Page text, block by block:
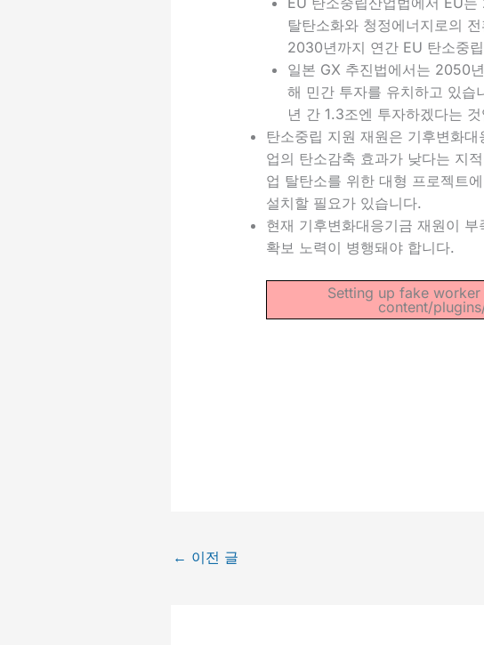
탈탄소화와 청정에너지로의
2030년까지 연간 EU 탄소중
일본 GX 추진법에서는 2050
해 민간 투자를 유치하고 있습
년 간 1.3조엔 투자하겠다는
탄소중립 지원 재원은 기후변화
업의 탄소감축 효과가 낮다는 지
업 탈탄소를 위한 대형 프로젝트
설치할 필요가 있습니다.
현재 기후변화대응기금 재원이
확보 노력이 병행돼야 합니다.
Setting up fake
content/
← 이전 글